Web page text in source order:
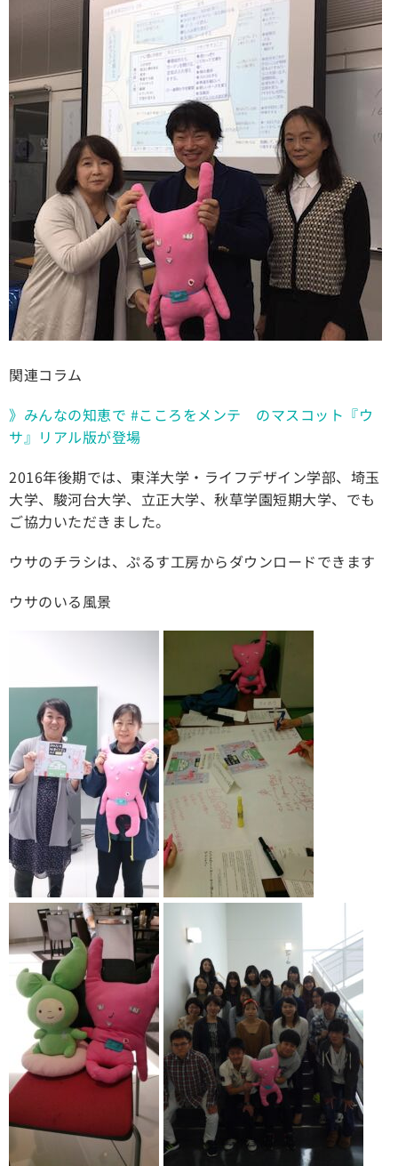
関連コラム
》みんなの知恵で #こころをメンテ のマスコット『ウ
サ』リアル版が登場
2016年後期では、東洋大学・ライフデザイン学部、埼玉
大学、駿河台大学、立正大学、秋草学園短期大学、でも
ご協力いただきました。
ウサのチラシは、ぷるす工房からダウンロードできます
ウサのいる風景